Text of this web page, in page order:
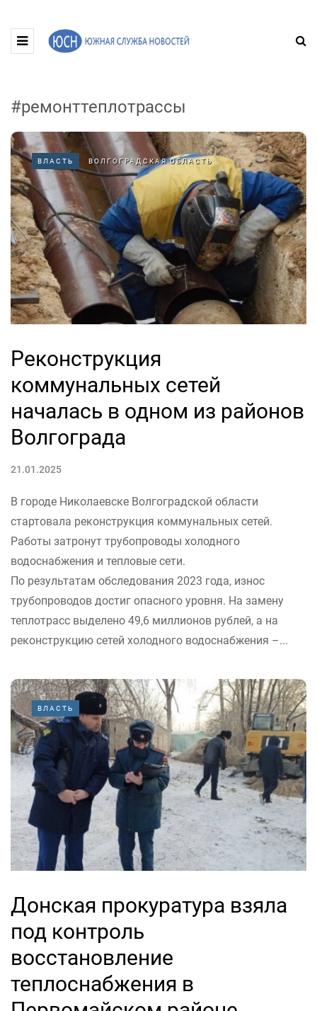
#ремонттеплотрассы
ВЛАСТЬ ВОЛГОГРАДСКАЯ ОБЛАСТЬ
Реконструкция
коммунальных сетей
началась в одном из районов
Волгограда
21.01.2025
В городе Николаевске Волгоградской области
стартовала реконструкция коммунальных сетей.
Работы затронут трубопроводы холодного
водоснабжения и тепловые сети.
По результатам обследования 2023 года, износ
трубопроводов достиг опасного уровня. На замену
теплотрасс выделено 49,6 миллионов рублей, а на
реконструкцию сетей холодного водоснабжения –...
ВЛАСТЬ
Донская прокуратура взяла
под контроль
восстановление
теплоснабжения в